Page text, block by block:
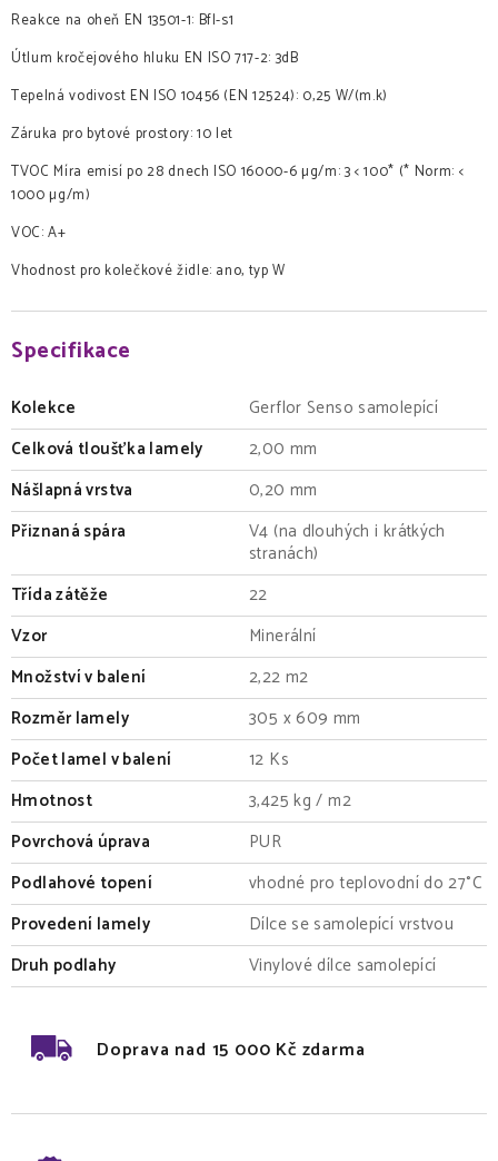
Reakce na oheň EN 13501-1: Bfl-s1
Útlum kročejového hluku EN ISO 717-2: 3dB
Tepelná vodivost EN ISO 10456 (EN 12524): 0,25 W/(m.k)
Záruka pro bytové prostory: 10 let
TVOC Míra emisí po 28 dnech ISO 16000-6 µg/m: 3 < 100* (* Norm: <
1000 µg/m)
VOC: A+
Vhodnost pro kolečkové židle: ano, typ W
Specifikace
Kolekce
Gerflor Senso samolepící
Celková tloušťka lamely
2,00 mm
Nášlapná vrstva
0,20 mm
Přiznaná spára
V4 (na dlouhých i krátkých
stranách)
Třída zátěže
22
Vzor
Minerální
Množství v balení
2,22 m2
Rozměr lamely
305 x 609 mm
Počet lamel v balení
12 Ks
Hmotnost
3,425 kg / m2
Povrchová úprava
PUR
Podlahové topení
vhodné pro teplovodní do 27°C
Provedení lamely
Dílce se samolepící vrstvou
Druh podlahy
Vinylové dílce samolepící
Doprava nad 15 000 Kč zdarma